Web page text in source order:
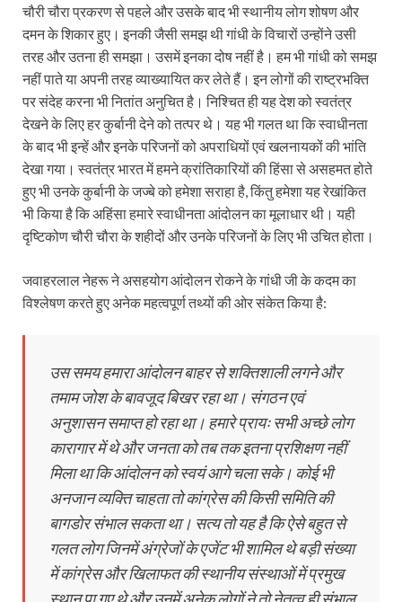
चौरी चौरा प्रकरण से पहले और उसके बाद भी स्थानीय लोग शोषण और
दमन के शिकार हुए। इनकी जैसी समझ थी गांधी के विचारों उन्होंने उसी
तरह और उतना ही समझा। उसमें इनका दोष नहीं है। हम भी गांधी को समझ
नहीं पाते या अपनी तरह व्याख्यायित कर लेते हैं। इन लोगों की राष्ट्रभक्ति
पर संदेह करना भी नितांत अनुचित है। निश्चित ही यह देश को स्वतंत्र
देखने के लिए हर कुर्बानी देने को तत्पर थे। यह भी गलत था कि स्वाधीनता
के बाद भी इन्हें और इनके परिजनों को अपराधियों एवं खलनायकों की भांति
देखा गया। स्वतंत्र भारत में हमने क्रांतिकारियों की हिंसा से असहमत होते
हुए भी उनके कुर्बानी के जज्बे को हमेशा सराहा है, किंतु हमेशा यह रेखांकित
भी किया है कि अहिंसा हमारे स्वाधीनता आंदोलन का मूलाधार थी। यही
दृष्टिकोण चौरी चौरा के शहीदों और उनके परिजनों के लिए भी उचित होता।
जवाहरलाल नेहरू ने असहयोग आंदोलन रोकने के गांधी जी के कदम का
विश्लेषण करते हुए अनेक महत्वपूर्ण तथ्यों की ओर संकेत किया है:
उस समय हमारा आंदोलन बाहर से शक्तिशाली लगने और
तमाम जोश के बावजूद बिखर रहा था। संगठन एवं
अनुशासन समाप्त हो रहा था। हमारे प्रायः सभी अच्छे लोग
कारागार में थे और जनता को तब तक इतना प्रशिक्षण नहीं
मिला था कि आंदोलन को स्वयं आगे चला सके। कोई भी
अनजान व्यक्ति चाहता तो कांग्रेस की किसी समिति की
बागडोर संभाल सकता था। सत्य तो यह है कि ऐसे बहुत से
गलत लोग जिनमें अंग्रेजों के एजेंट भी शामिल थे बड़ी संख्या
में कांग्रेस और खिलाफत की स्थानीय संस्थाओं में प्रमुख